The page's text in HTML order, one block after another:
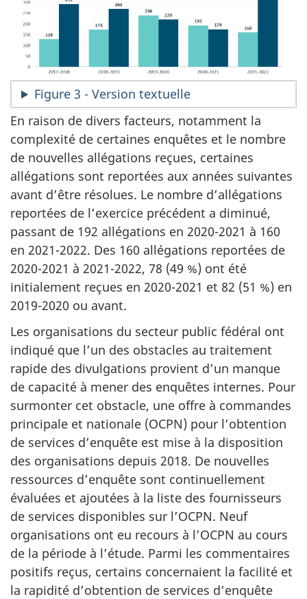
Figure 3 - Version textuelle
En raison de divers facteurs, notamment la
complexité de certaines enquêtes et le nombre
de nouvelles allégations reçues, certaines
allégations sont reportées aux années suivantes
avant d’être résolues. Le nombre d’allégations
reportées de l’exercice précédent a diminué,
passant de 192 allégations en 2020-2021 à 160
en 2021-2022. Des 160 allégations reportées de
2020-2021 à 2021-2022, 78 (49 %) ont été
initialement reçues en 2020-2021 et 82 (51 %) en
2019-2020 ou avant.
Les organisations du secteur public fédéral ont
indiqué que l’un des obstacles au traitement
rapide des divulgations provient d’un manque
de capacité à mener des enquêtes internes. Pour
surmonter cet obstacle, une offre à commandes
principale et nationale (OCPN) pour l’obtention
de services d’enquête est mise à la disposition
des organisations depuis 2018. De nouvelles
ressources d’enquête sont continuellement
évaluées et ajoutées à la liste des fournisseurs
de services disponibles sur l’OCPN. Neuf
organisations ont eu recours à l’OCPN au cours
de la période à l’étude. Parmi les commentaires
positifs reçus, certains concernaient la facilité et
la rapidité d’obtention de services d’enquête